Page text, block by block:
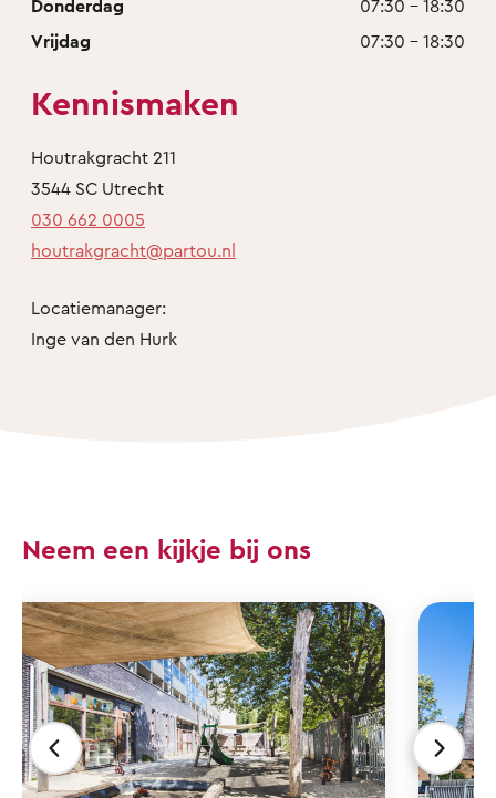
Donderdag
07:30 - 18:30
Vrijdag
07:30 - 18:30
Kennismaken
Houtrakgracht 211
3544 SC Utrecht
030 662 0005
houtrakgracht@partou.nl
Locatiemanager:
Inge van den Hurk
Neem een kijkje bij ons